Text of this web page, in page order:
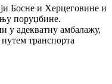
Босне и Херцеговине и
поруџбине.
у адекватну амбалажу,
транспорта